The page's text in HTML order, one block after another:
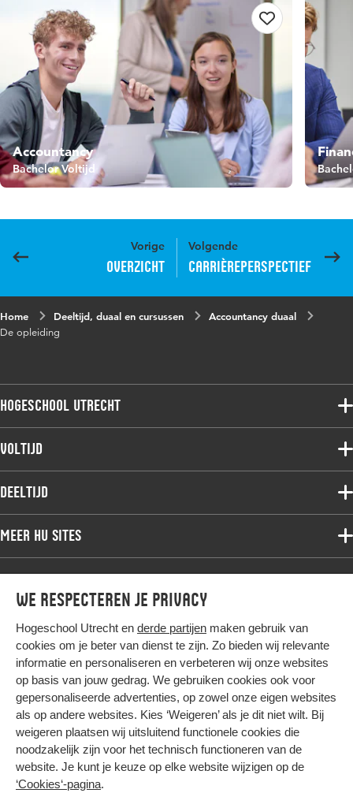
We respecteren je privacy
Hogeschool Utrecht en derde partijen maken gebruik van
cookies om je beter van dienst te zijn. Zo bieden wij relevante
informatie en personaliseren en verbeteren wij onze websites
op basis van jouw gedrag. We gebruiken cookies ook voor
gepersonaliseerde advertenties, op zowel onze eigen websites
als op andere websites. Kies ‘Weigeren’ als je dit niet wilt. Bij
weigeren plaatsen wij uitsluitend functionele cookies die
noodzakelijk zijn voor het technisch functioneren van de
website. Je kunt je keuze op elke website wijzigen op de
‘Cookies‘-pagina.
Accountancy
Bachelor Voltijd
Vorige
Overzicht
Volgende
Carrièreperspectief
Home Deeltijd, duaal en cursussen
Accountancy duaal
De opleiding
Hogeschool Utrecht
Voltijdopleidingen
Deeltijdopleidingen
Onderzoek
Werken bij de HU
Contact
Voltijd
Associate degree
Bachelor
Master
Deeltijd
Associate degree
Bachelor
Master
Post-master
Studiekeuze deeltijd
Meer HU sites
HU International
HU Bibliotheek
HU Ontwikkelt
Duurzame HU
Intranet
Trajectum
Hier komt alles samen
Colofon
Privacy
Cookies
Nieuwsbrief